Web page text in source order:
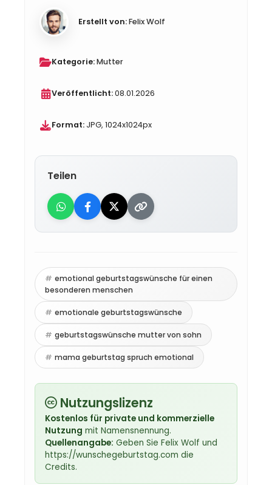
Erstellt von:Felix Wolf
Kategorie:Mutter
Veröffentlicht:08.01.2026
Format: JPG, 1024x1024px
Teilen
emotional geburtstagswünsche für einen
besonderen menschen
emotionale geburtstagswünsche
geburtstagswünsche mutter von sohn
mama geburtstag spruch emotional
Nutzungslizenz
Kostenlos für private und kommerzielle
Nutzung mit Namensnennung.
Quellenangabe: Geben Sie Felix Wolf und
https://wunschegeburtstag.com die
Credits.